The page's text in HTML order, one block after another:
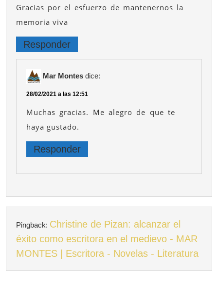
Gracias por el esfuerzo de mantenernos la
memoria viva
Responder
Mar Montes dice:
28/02/2021 a las 12:51
Muchas gracias. Me alegro de que te
haya gustado.
Responder
Pingback: Christine de Pizan: alcanzar el
éxito como escritora en el medievo - MAR
MONTES | Escritora - Novelas - Literatura